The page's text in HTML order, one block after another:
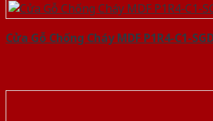
Cửa Gỗ Chống Cháy MDF P1R4-C1-